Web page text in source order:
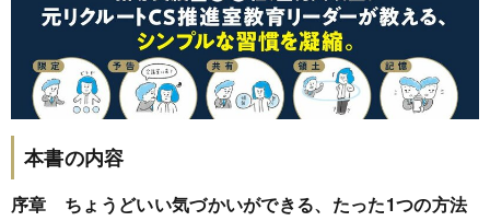
本書の内容
序章 ちょうどいい気づかいができる、たった1つの方法